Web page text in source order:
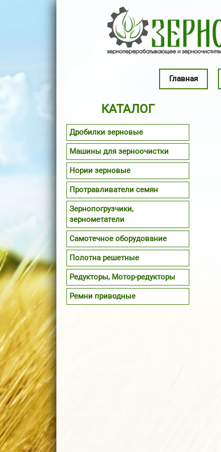
Перейти к основному содержанию
Главная
КАТАЛОГ
Дробилки зерновые
Машины для зерноочистки
Нории зерновые
Протравливатели семян
Зернопогрузчики,
зернометатели
Самотечное оборудование
Полотна решетные
Редукторы, Мотор-редукторы
Ремни приводные